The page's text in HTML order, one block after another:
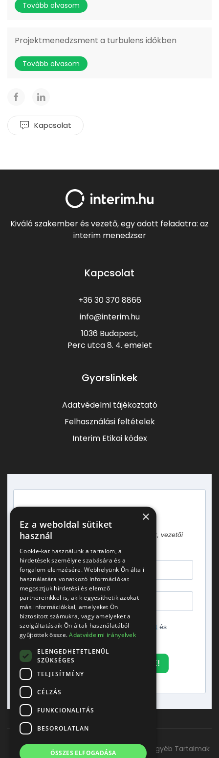
Tovább olvasom
Projektmenedzsment a turbulens időkben
Tovább olvasom
Kapcsolat
Kiváló szakember és vezető, egy adott feladatra: az
interim menedzser
Kapcsolat
+36 30 370 8866
info@interim.hu
1036 Budapest,
Perc utca 8. 4. emelet
Gyorslinkek
Adatvédelmi tájékoztató
Felhasználási feltételek
Interim Etikai kódex
Gyakorlati tapasztalatok, esettanulmányok, vezetői
Elfogadom azadatvédelmi tájékoztatót és
hozzájárulok a hírlevél küldéséhez.
FELIRATKOZOM A HÍRLEVÉLRE!
Főoldal Szolgáltatásaink Kapcsolat Egyéb Tartalmak
×
Ez a weboldal sütiket
használ
Cookie-kat használunk a tartalom, a
hirdetések személyre szabására és a
forgalom elemzésére. Webhelyünk Ön általi
használatára vonatkozó információkat
megosztjuk hirdetési és elemző
partnereinkkel is, akik egyesíthetik azokat
más információkkal, amelyeket Ön
biztosított számukra, vagy amelyeket a
szolgáltatásaik Ön általi használatából
gyűjtöttek össze.Adatvédelmi irányelvek
ELENGEDHETETLENÜL
SZÜKSÉGES
TELJESÍTMÉNY
CÉLZÁS
FUNKCIONALITÁS
BESOROLATLAN
ÖSSZES ELFOGADÁSA